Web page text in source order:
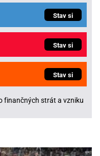
Stav si
Stav si
Stav si
finančných strát a vzniku